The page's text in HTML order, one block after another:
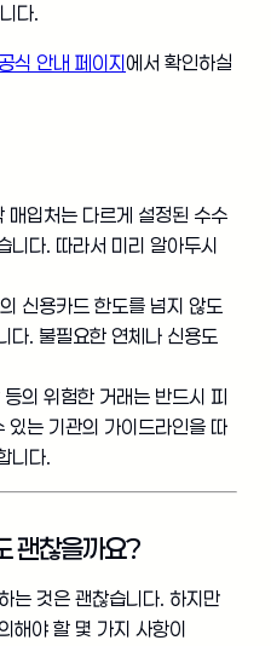
다.
식 안내 페이지에서 확인하실
매입처는 다르게 설정된 수수
니다. 따라서 미리 알아두시
신용카드 한도를 넘지 않도
다. 불필요한 연체나 신용도
의 위험한 거래는 반드시 피
있는 기관의 가이드라인을 따
니다.
괜찮을까요?
는 것은 괜찮습니다. 하지만
해야 할 몇 가지 사항이